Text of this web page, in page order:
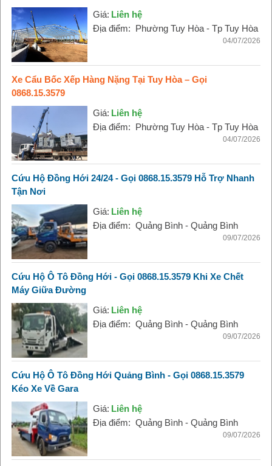
Giá: Liên hệ
Địa điểm: Phường Tuy Hòa - Tp Tuy Hòa
04/07/2026
Xe Cẩu Bốc Xếp Hàng Nặng Tại Tuy Hòa – Gọi
0868.15.3579
Giá: Liên hệ
Địa điểm: Phường Tuy Hòa - Tp Tuy Hòa
04/07/2026
Cứu Hộ Đồng Hới 24/24 - Gọi 0868.15.3579 Hỗ Trợ Nhanh
Tận Nơi
Giá: Liên hệ
Địa điểm: Quảng Bình - Quảng Bình
09/07/2026
Cứu Hộ Ô Tô Đồng Hới - Gọi 0868.15.3579 Khi Xe Chết
Máy Giữa Đường
Giá: Liên hệ
Địa điểm: Quảng Bình - Quảng Bình
09/07/2026
Cứu Hộ Ô Tô Đồng Hới Quảng Bình - Gọi 0868.15.3579
Kéo Xe Về Gara
Giá: Liên hệ
Địa điểm: Quảng Bình - Quảng Bình
09/07/2026